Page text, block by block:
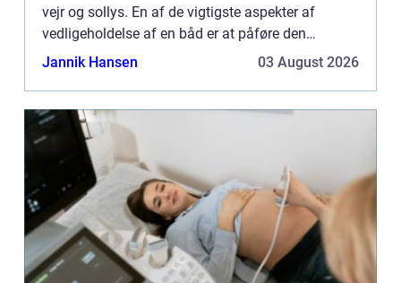
vejr og sollys. En af de vigtigste aspekter af
vedligeholdelse af en båd er at påføre den
passende m&ael...
Jannik Hansen 03 August 2026